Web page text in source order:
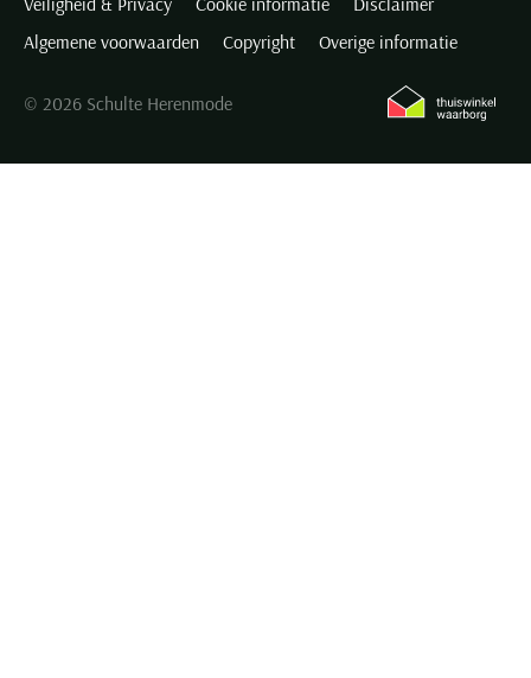
Algemene voorwaarden
Copyright Overige informatie
© 2026 Schulte Herenmode